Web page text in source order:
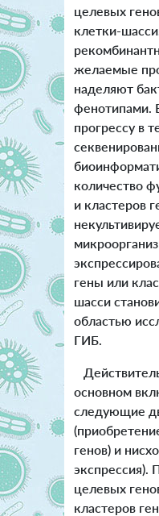
целевых
клетки-
желаемые
наделяют
фенотипами.
прогрессу в
количество
и кластеров
гены или
шасси
областью
ГИБ.
основном
следующие
генов) и
экспрессия).
целевых
кластеров